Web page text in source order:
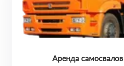
Аренда